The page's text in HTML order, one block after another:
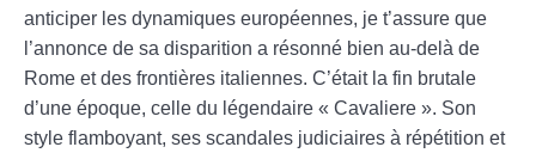
anticiper les dynamiques européennes, je t’assure que
l’annonce de sa disparition a résonné bien au-delà de
Rome et des frontières italiennes. C’était la fin brutale
d’une époque, celle du légendaire « Cavaliere ». Son
style flamboyant, ses scandales judiciaires à répétition et